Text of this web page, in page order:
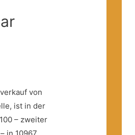
von
ist in der
– zweiter